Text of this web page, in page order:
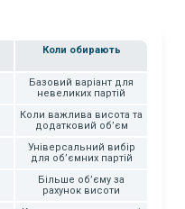
Коли обирають
Базовий варіант для
невеликих партій
Коли важлива висота та
додатковий об’єм
Універсальний вибір
для об’ємних партій
Більше об’єму за
рахунок висоти